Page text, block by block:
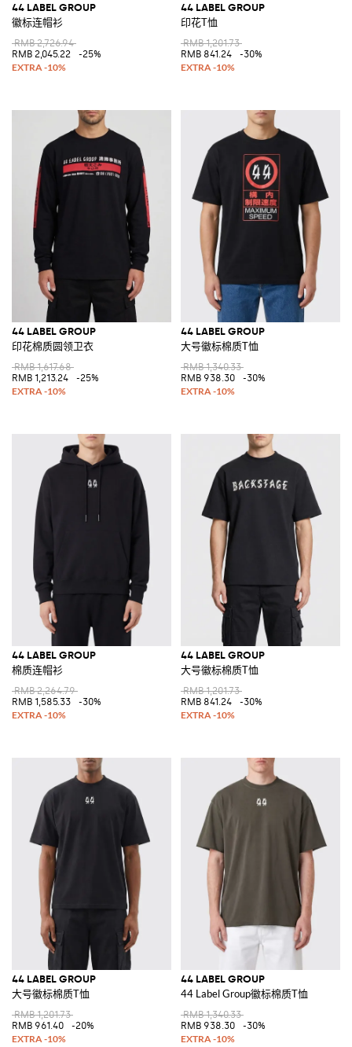
44 LABEL GROUP
徽标连帽衫
RMB 2,726.94
RMB 2,045.22
-25%
44 LABEL GROUP
印花T恤
RMB 1,201.73
RMB 841.24
-30%
44 LABEL GROUP
印花棉质圆领卫衣
RMB 1,617.68
RMB 1,213.24
-25%
44 LABEL GROUP
大号徽标棉质T恤
RMB 1,340.33
RMB 938.30
-30%
44 LABEL GROUP
棉质连帽衫
RMB 2,264.79
RMB 1,585.33
-30%
44 LABEL GROUP
大号徽标棉质T恤
RMB 1,201.73
RMB 841.24
-30%
44 LABEL GROUP
大号徽标棉质T恤
RMB 1,201.73
RMB 961.40
-20%
44 LABEL GROUP
44 Label Group徽标棉质T恤
RMB 1,340.33
RMB 938.30
-30%